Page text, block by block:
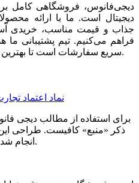
دیجی‌فانوس، فروشگاهی کامل
دیجیتال است. ما با ارائه
جذاب و قیمت مناسب، خریدی
فراهم می‌کنیم. تیم پشتیبانی ما
سریع سفارشات است تا بهترین تجربه خرید آنلاین را داشته باشید.
برای استفاده از مطالب دیجی
ذکر «منبع» کافیست. طراحی
انجام شده است.